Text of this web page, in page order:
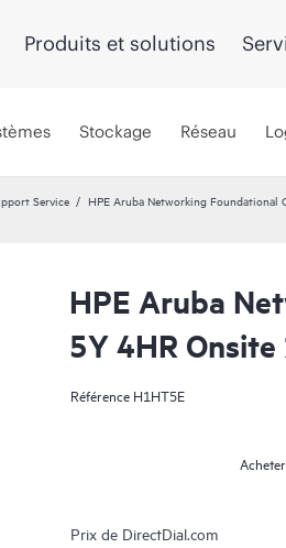
Produits et solutions
Stockage Réseau
Service
HPE Aruba Networking Foundational
HPE Aruba
5Y 4HR
Référence H1HT5E
Prix de DirectDial.com